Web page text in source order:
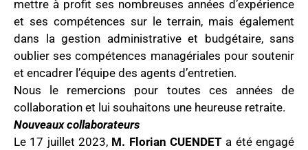
mettre à profit ses nombreuses années d’expérience
et ses compétences sur le terrain, mais également
dans la gestion administrative et budgétaire, sans
oublier ses compétences managériales pour soutenir
et encadrer l’équipe des agents d’entretien.
Nous le remercions pour toutes ces années de
collaboration et lui souhaitons une heureuse retraite.
Nouveaux collaborateurs
Le 17 juillet 2023, M. Florian CUENDET a été engagé